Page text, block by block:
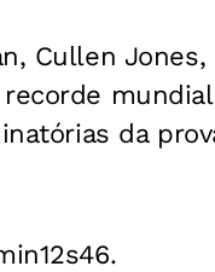
Cullen Jones,
da